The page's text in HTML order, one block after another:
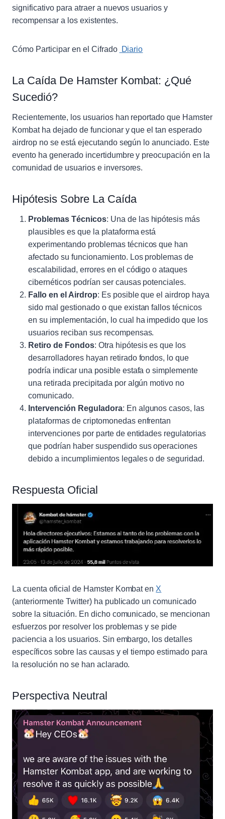
significativo para atraer a nuevos usuarios y
recompensar a los existentes.
Cómo Participar en el Cifrado Diario
La Caída De Hamster Kombat: ¿Qué
Sucedió?
Recientemente, los usuarios han reportado que Hamster
Kombat ha dejado de funcionar y que el tan esperado
airdrop no se está ejecutando según lo anunciado. Este
evento ha generado incertidumbre y preocupación en la
comunidad de usuarios e inversores.
Hipótesis Sobre La Caída
Problemas Técnicos: Una de las hipótesis más
plausibles es que la plataforma está
experimentando problemas técnicos que han
afectado su funcionamiento. Los problemas de
escalabilidad, errores en el código o ataques
cibernéticos podrían ser causas potenciales.
Fallo en el Airdrop: Es posible que el airdrop haya
sido mal gestionado o que existan fallos técnicos
en su implementación, lo cual ha impedido que los
usuarios reciban sus recompensas.
Retiro de Fondos: Otra hipótesis es que los
desarrolladores hayan retirado fondos, lo que
podría indicar una posible estafa o simplemente
una retirada precipitada por algún motivo no
comunicado.
Intervención Reguladora: En algunos casos, las
plataformas de criptomonedas enfrentan
intervenciones por parte de entidades regulatorias
que podrían haber suspendido sus operaciones
debido a incumplimientos legales o de seguridad.
Respuesta Oficial
La cuenta oficial de Hamster Kombat en X
(anteriormente Twitter) ha publicado un comunicado
sobre la situación. En dicho comunicado, se mencionan
esfuerzos por resolver los problemas y se pide
paciencia a los usuarios. Sin embargo, los detalles
específicos sobre las causas y el tiempo estimado para
la resolución no se han aclarado.
Perspectiva Neutral